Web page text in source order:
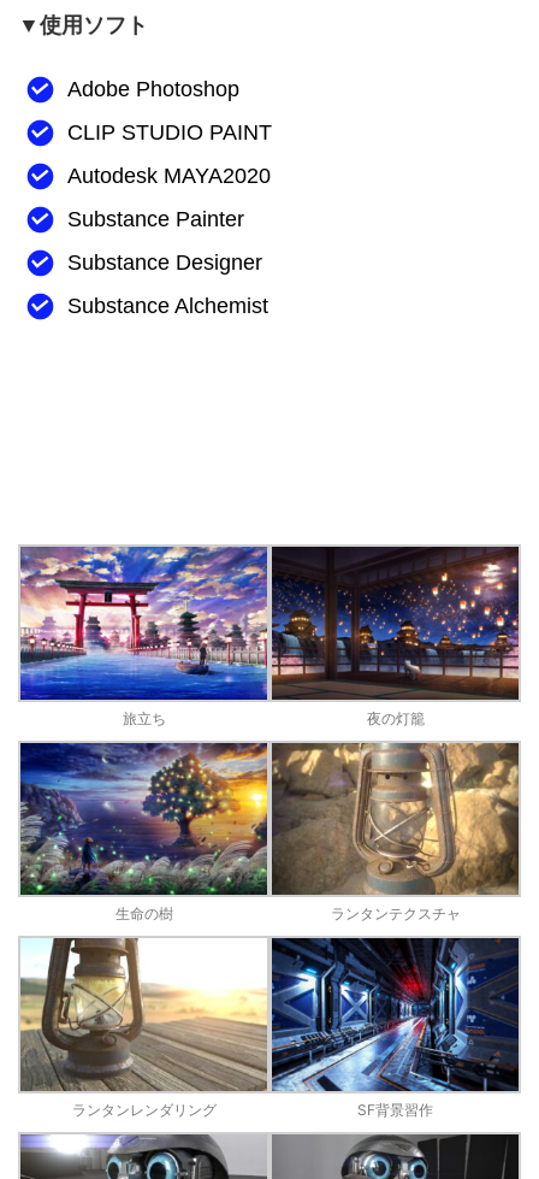
▼使用ソフト
Adobe Photoshop
CLIP STUDIO PAINT
Autodesk MAYA2020
Substance Painter
Substance Designer
Substance Alchemist
旅立ち 夜の灯籠
生命の樹 ランタンテクスチャ
ランタンレンダリング SF背景習作